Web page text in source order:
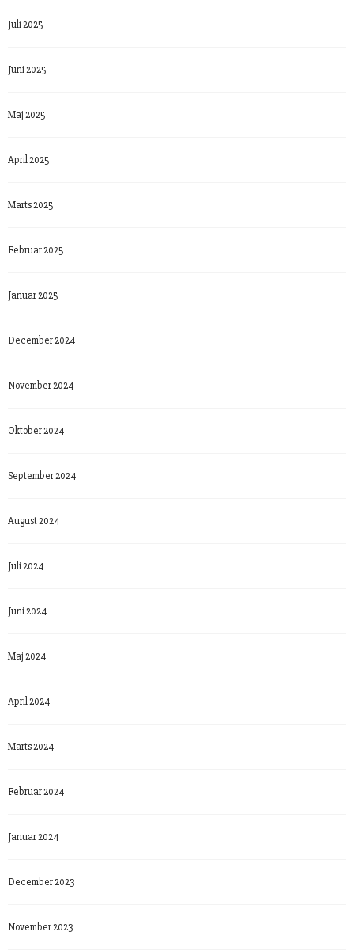
Juli 2025
Juni 2025
Maj 2025
April 2025
Marts 2025
Februar 2025
Januar 2025
December 2024
November 2024
Oktober 2024
September 2024
August 2024
Juli 2024
Juni 2024
Maj 2024
April 2024
Marts 2024
Februar 2024
Januar 2024
December 2023
November 2023